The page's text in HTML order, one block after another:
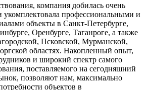
компания добилась очень
укомплектовала профессиональными и
объекты в Санкт-Петербурге,
Оренбурге, Таганроге, а также
Псковской, Мурманской,
областях. Накопленный опыт,
и широкий спектр самого
поставляемого на сегодняшний
позволяют нам, максимально
объектов в